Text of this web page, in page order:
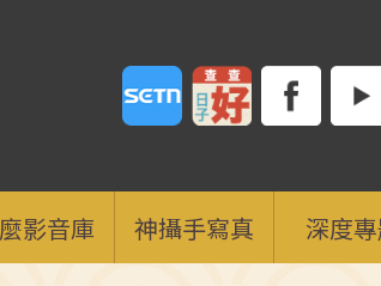
影音庫 神攝手寫真 深度